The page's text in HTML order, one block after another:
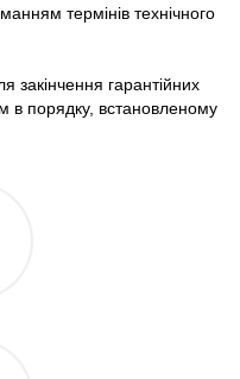
термінів технічного
закінчення гарантійних
в порядку, встановленому